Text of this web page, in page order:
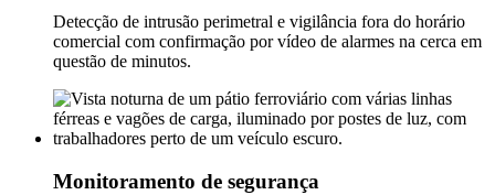
Detecção de intrusão perimetral e vigilância fora do horário
comercial com confirmação por vídeo de alarmes na cerca em
questão de minutos.
Monitoramento de segurança